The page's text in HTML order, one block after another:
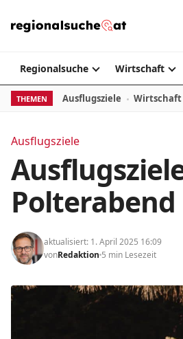
Regionalsuche Wirtschaft
THEMEN Ausflugsziele Wirtschaft
Ausflugsziele
aktualisiert: 1. April 2025 16:09
vonRedaktion 5 min Lesezeit